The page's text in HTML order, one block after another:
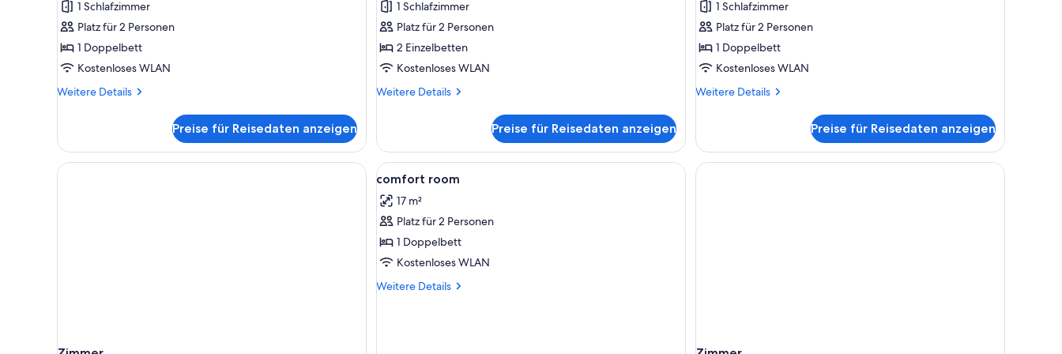
anzeigen
1 Schlafzimmer
Platz für 2 Personen
1 Doppelbett
Kostenloses WLAN
Weitere Details
Weitere
Doppelzimmer
Preise für Reisedaten anzeigen
anzeigen
1 Schlafzimmer
Platz für 2 Personen
2 Einzelbetten
Kostenloses WLAN
Weitere Details
Weitere
Zweibettzimmer
Preise für Reisedaten anzeigen
anzeigen
1 Schlafzimmer
Platz für 2 Personen
1 Doppelbett
Kostenloses WLAN
Weitere Details
Weitere
Zimmer
Preise für Reisedaten anzeigen
Alle
Fotos
für
comfort
room
anzeigen
Ein modernes Hotelzimmer mit einem großen Bett, einem Schreibtisch und einem großen Fenster mit Vorhängen.
5
comfort room
17 m²
Platz für 2 Personen
1 Doppelbett
Kostenloses WLAN
Weitere Details
Weitere